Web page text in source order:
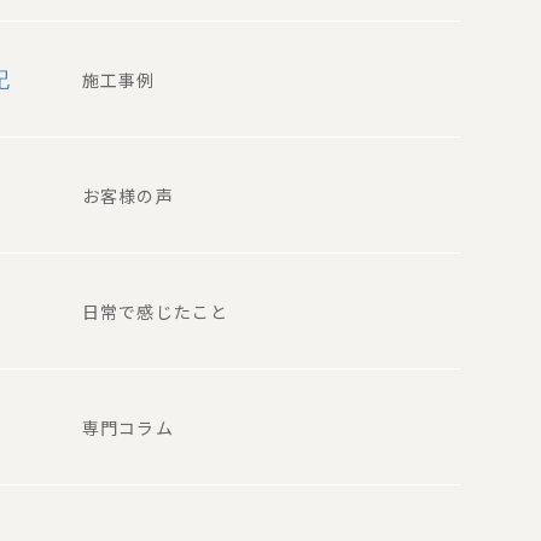
施工事例
お客様の声
日常で感じたこと
専門コラム